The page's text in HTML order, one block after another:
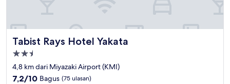
Tabist Rays Hotel Yakata
Tabist Rays Hotel Yakata
Properti
bintang
2.5
4,8 km dari Miyazaki Airport (KMI)
7.2
7,2/10 Bagus (75 ulasan)